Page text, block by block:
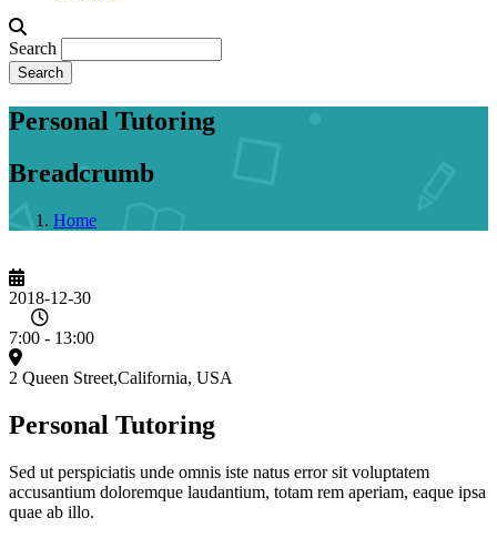
Search
Personal Tutoring
Breadcrumb
Home
2018-12-30
7:00 - 13:00
2 Queen Street,California, USA
Personal Tutoring
Sed ut perspiciatis unde omnis iste natus error sit voluptatem
accusantium doloremque laudantium, totam rem aperiam, eaque ipsa
quae ab illo.